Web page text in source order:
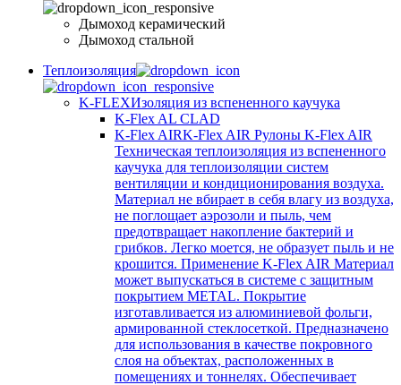
Дымоход керамический
Дымоход стальной
Теплоизоляция
K-FLEXИзоляция из вспененного каучука
K-Flex AL CLAD
K-Flex AIRK-Flex AIR Рулоны K-Flex AIR
Техническая теплоизоляция из вспененного
каучука для теплоизоляции систем
вентиляции и кондиционирования воздуха.
Материал не вбирает в себя влагу из воздуха,
не поглощает аэрозоли и пыль, чем
предотвращает накопление бактерий и
грибков. Легко моется, не образует пыль и не
крошится. Применение K-Flex AIR Материал
может выпускаться в системе c защитным
покрытием METAL. Покрытие
изготавливается из алюминиевой фольги,
армированной стеклосеткой. Предназначено
для использования в качестве покровного
слоя на объектах, расположенных в
помещениях и тоннелях. Обеспечивает